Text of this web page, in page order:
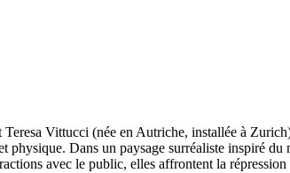
Vittucci (née en Autriche, installée à
Dans un paysage surréaliste inspiré du
avec le public, elles affrontent la